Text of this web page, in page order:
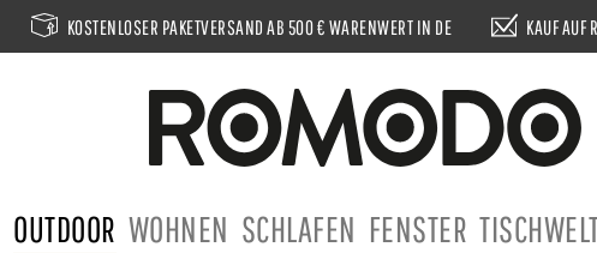
KOSTENLOSER PAKETVERSAND AB 500 € WARENWERT IN DE KAUF AUF
OUTDOOR WOHNEN SCHLAFEN FENSTER